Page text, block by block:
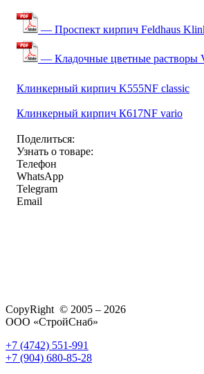
— Проспект кирпич Feldhaus
— Кладочные цветные растворы
Клинкерный кирпич K555NF classic
Клинкерный кирпич К617NF vario
Поделиться:
Узнать о товаре:
Телефон
WhatsApp
Telegram
Email
CopyRight © 2005 – 2026
ООО «СтройСнаб»
+7 (4742) 551-991
+7 (904) 680-85-28